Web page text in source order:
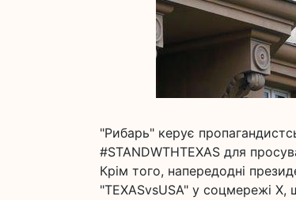
"Рибарь" керує
#STANDWTHTEXAS для
Крім того, напередодні
"TEXASvsUSA" у соцмережі Х,